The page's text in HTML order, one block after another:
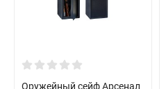
Оружейный сейф Арсенал